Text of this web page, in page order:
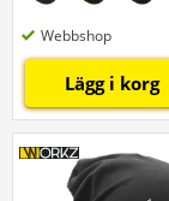
Webbshop
Lägg i korg